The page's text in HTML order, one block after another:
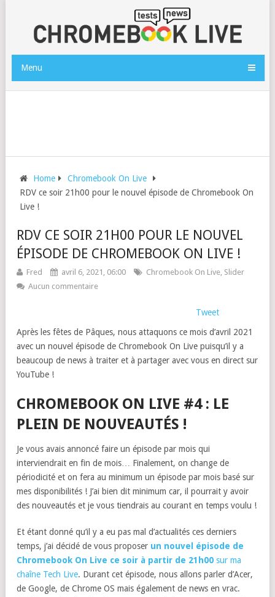
Menu
Home
Chromebook On Live
RDV ce soir 21h00 pour le nouvel épisode de Chromebook On
Live !
RDV CE SOIR 21H00 POUR LE NOUVEL
ÉPISODE DE CHROMEBOOK ON LIVE !
Fred avril 6, 2021, 06:00 Chromebook On Live, Slider
Aucun commentaire
Tweet
Après les fêtes de Pâques, nous attaquons ce mois d’avril 2021
avec un nouvel épisode de Chromebook On Live puisqu’il y a
beaucoup de news à traiter et à partager avec vous en direct sur
YouTube !
CHROMEBOOK ON LIVE #4 : LE
PLEIN DE NOUVEAUTÉS !
Je vous avais annoncé faire un épisode par mois qui
interviendrait en fin de mois… Finalement, on change de
périodicité et on fera au minimum un épisode par mois basé sur
mes disponibilités ! J’ai bien dit minimum car, il pourrait y avoir
des nouveautés et je vous tiendrais au courant en temps voulu !
Et étant donné qu’il y a eu pas mal d’actualités ces derniers
temps, j’ai décidé de vous proposer un nouvel épisode de
Chromebook On Live ce soir à partir de 21h00 sur ma
chaîne Tech Live. Durant cet épisode, nous allons parler d’Acer,
de Google, de Chrome OS mais également de news en vrac.